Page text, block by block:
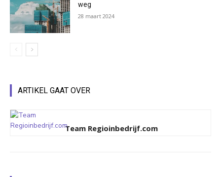
weg
28 maart 2024
ARTIKEL GAAT OVER
Team Regioinbedrijf.com